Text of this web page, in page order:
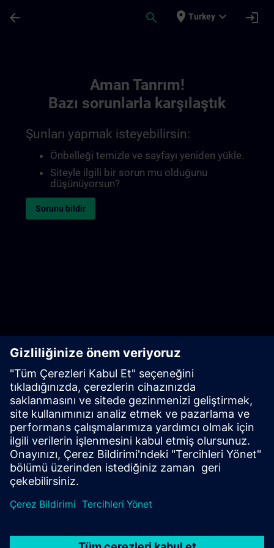
arrow_back search place Turkey expand_more login
Aman Tanrım!
Bazı sorunlarla karşılaştık
Şunları yapmak isteyebilirsin:
Önbelleği temizle ve sayfayı yeniden yükle.
Siteyle ilgili bir sorun mu olduğunu
düşünüyorsun?
Sorunu bildir